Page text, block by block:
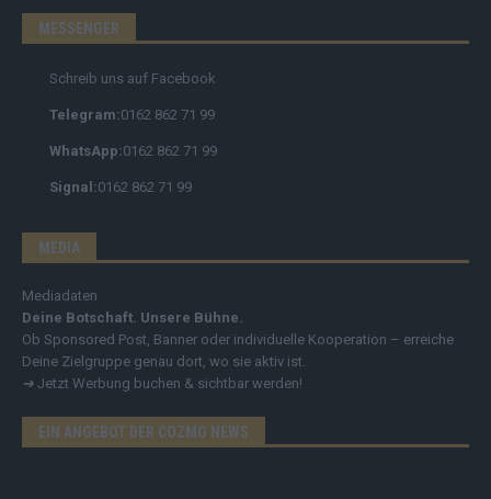
MESSENGER
Schreib uns auf Facebook
Telegram:0162 862 71 99
WhatsApp:0162 862 71 99
Signal:0162 862 71 99
MEDIA
Mediadaten
Deine Botschaft. Unsere Bühne.
Ob Sponsored Post, Banner oder individuelle Kooperation – erreiche
Deine Zielgruppe genau dort, wo sie aktiv ist.
➔ Jetzt Werbung buchen & sichtbar werden!
EIN ANGEBOT DER COZMO NEWS